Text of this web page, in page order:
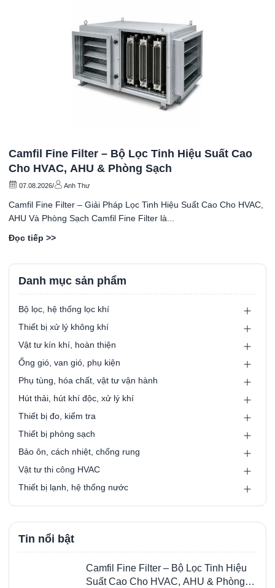
Camfil Fine Filter – Bộ Lọc Tinh Hiệu Suất Cao
Cho HVAC, AHU & Phòng Sạch
07.08.2026/ Anh Thư
Camfil Fine Filter – Giải Pháp Lọc Tinh Hiệu Suất Cao Cho HVAC,
AHU Và Phòng Sạch Camfil Fine Filter là...
Đọc tiếp >>
Danh mục sản phẩm
Bộ lọc, hệ thống lọc khí
Thiết bị xử lý không khí
Vật tư kín khí, hoàn thiện
Ống gió, van gió, phụ kiện
Phụ tùng, hóa chất, vật tư vận hành
Hút thải, hút khí độc, xử lý khí
Thiết bị đo, kiểm tra
Thiết bị phòng sạch
Bảo ôn, cách nhiệt, chống rung
Vật tư thi công HVAC
Thiết bị lạnh, hệ thống nước
Tin nổi bật
Camfil Fine Filter – Bộ Lọc Tinh Hiệu
Suất Cao Cho HVAC, AHU & Phòng